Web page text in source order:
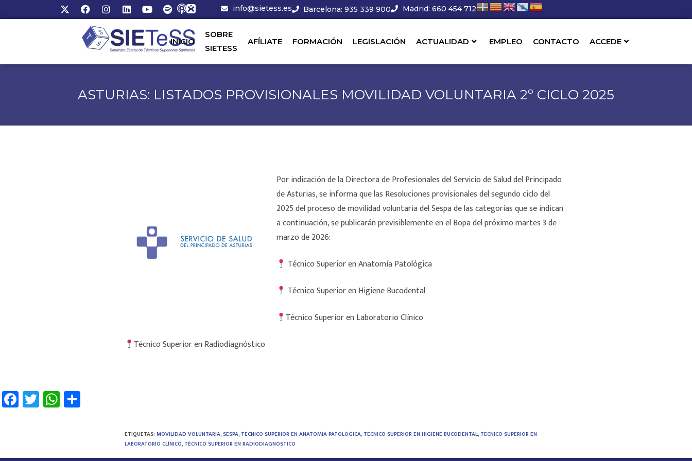
info@sietess.es Barcelona: 935 339 900 Madrid: 660 454 712
INICIO
SOBRE
SIETESS
AFÍLIATE FORMACIÓN LEGISLACIÓN ACTUALIDAD EMPLEO CONTACTO ACCEDE
ASTURIAS: LISTADOS PROVISIONALES MOVILIDAD VOLUNTARIA 2º CICLO 2025
Por indicación de la Directora de Profesionales del Servicio de Salud del Principado
de Asturias, se informa que las Resoluciones provisionales del segundo ciclo del
2025 del proceso de movilidad voluntaria del Sespa de las categorías que se indican
a continuación, se publicarán previsiblemente en el Bopa del próximo martes 3 de
marzo de 2026:
Técnico Superior en Anatomía Patológica
Técnico Superior en Higiene Bucodental
Técnico Superior en Laboratorio Clínico
Técnico Superior en Radiodiagnóstico
Fa
ce
T
wi
W
h
ETIQUETAS: MOVILIDAD VOLUNTARIA,SESPA, TÉCNICO SUPERIOR EN ANATOMÍA PATOLÓGICA, TÉCNICO SUPERIOR EN HIGIENE BUCODENTAL, TÉCNICO SUPERIOR EN
LABORATORIO CLÍNICO, TÉCNICO SUPERIOR EN RADIODIAGNÓSTICO